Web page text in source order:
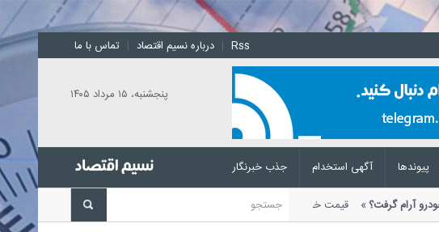
تماس با ما | درباره نسیم اقتصاد | Rss
پنجشنبه، ۱۵ مرداد ۱۴۰۵
جذب خبرنگار آگهی استخدام پیوند‌ها
خودرو آرام گرفت؟